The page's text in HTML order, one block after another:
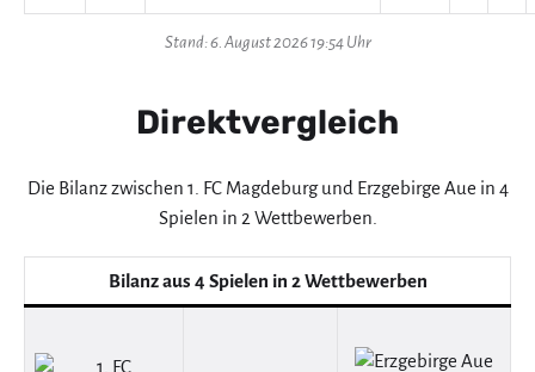
Stand: 6. August 2026 19:54 Uhr
Direktvergleich
Die Bilanz zwischen 1. FC Magdeburg und Erzgebirge Aue in 4
Spielen in 2 Wettbewerben.
Bilanz aus 4 Spielen in 2 Wettbewerben